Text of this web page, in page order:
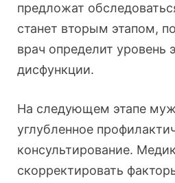
предложат
станет вторым этапом,
врач определит уровень
дисфункции.
На следующем этапе
углубленное
консультирование.
скорректировать